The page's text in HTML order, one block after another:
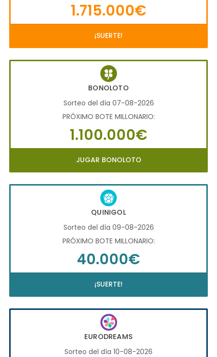
1.715.000€
¡SUERTE!
BONOLOTO
Sorteo del día 07-08-2026
PRÓXIMO BOTE MILLONARIO:
1.100.000€
JUGAR BONOLOTO
QUINIGOL
Sorteo del día 09-08-2026
PRÓXIMO BOTE MILLONARIO:
40.000€
¡SUERTE!
EURODREAMS
Sorteo del día 10-08-2026